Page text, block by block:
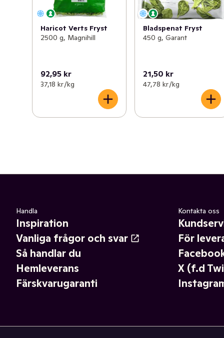
Haricot Verts Fryst
2500 g, Magnihill
92,95 kr
37,18 kr /kg
Bladspenat Fryst
450 g, Garant
21,50 kr
47,78 kr /kg
Handla
Inspiration
Vanliga frågor och svar
Så handlar du
Hemleverans
Färskvarugaranti
Kontakta oss
För
X (f.d